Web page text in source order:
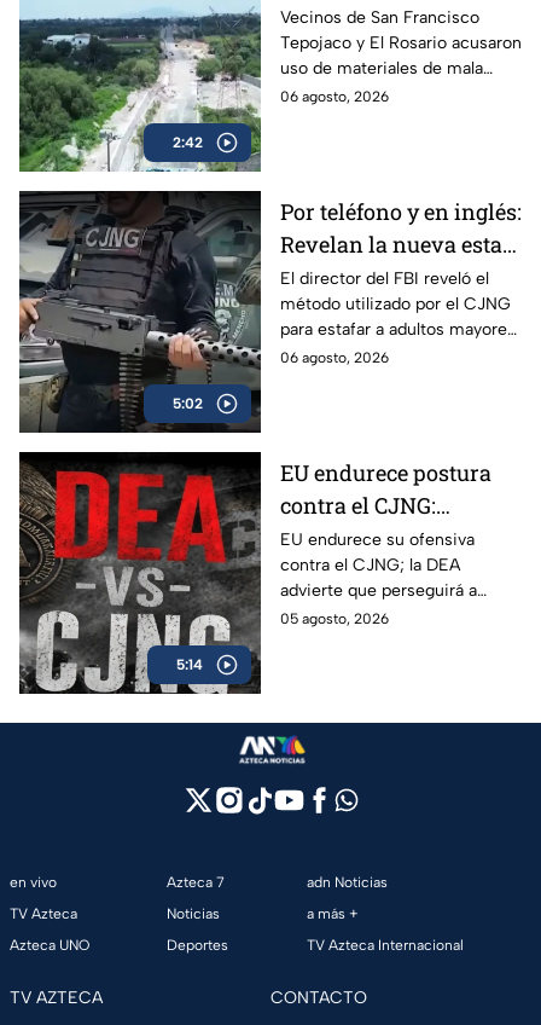
2:42
posible desvío de
recursos en obras
viales de Cuautitlán
Izcalli, Edomex
Vecinos de San Francisco
Tepojaco y El Rosario acusaron
uso de materiales de mala
calidad en una obra de 23
06 agosto, 2026
5:02
Por teléfono y en inglés:
Revelan la nueva estafa
del CJNG a adultos
mayores de Estados
Unidos
El director del FBI reveló el
método utilizado por el CJNG
para estafar a adultos mayores
de Estados Unidos desde
06 agosto, 2026
5:14
EU endurece postura
contra el CJNG:
advierte que también
irá por políticos que
protejan al cártel
EU endurece su ofensiva
contra el CJNG; la DEA
advierte que perseguirá a
políticos que protejan al cártel
05 agosto, 2026
en vivo
TV Azteca
Azteca UNO
Azteca 7
Noticias
Deportes
adn Noticias
a más +
TV Azteca Internacional
TV AZTECA CONTACTO